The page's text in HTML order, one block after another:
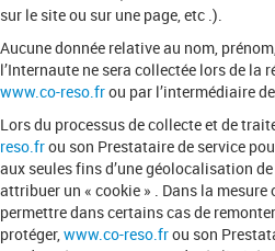
sur le site ou sur une page, etc .).
Aucune donnée relative au nom,
l’Internaute ne sera collectée lors de
www.co-reso.frou par l’intermédiaire
Lors du processus de collecte et de
reso.frou son Prestataire de service
aux seules fins d’une géolocalisation
attribuer un « cookie » . Dans la
permettre dans certains cas de
protéger,www.co-reso.frou son